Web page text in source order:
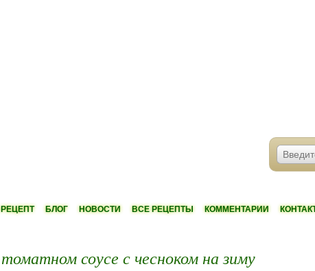
БЛОГ НОВОСТИ ВСЕ РЕЦЕПТЫ КОММЕНТАРИИ
соусе с чесноком на зиму